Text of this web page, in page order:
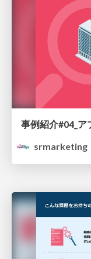
事例紹介#04_
srmarketing